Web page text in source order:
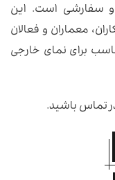
و سفارشی است. این
معماران و فعالان
برای نمای خارجی
تماس باشید.